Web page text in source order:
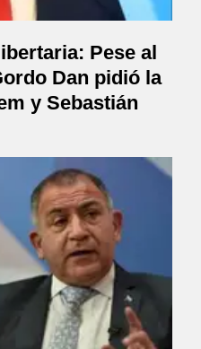
Pese al
Dan pidió la
y Sebastián